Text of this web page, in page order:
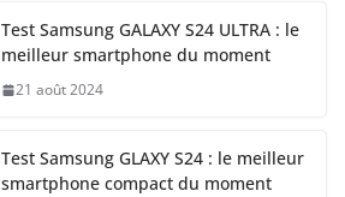
Test Samsung GALAXY S24 ULTRA : le
meilleur smartphone du moment
21 août 2024
Test Samsung GLAXY S24 : le meilleur
smartphone compact du moment